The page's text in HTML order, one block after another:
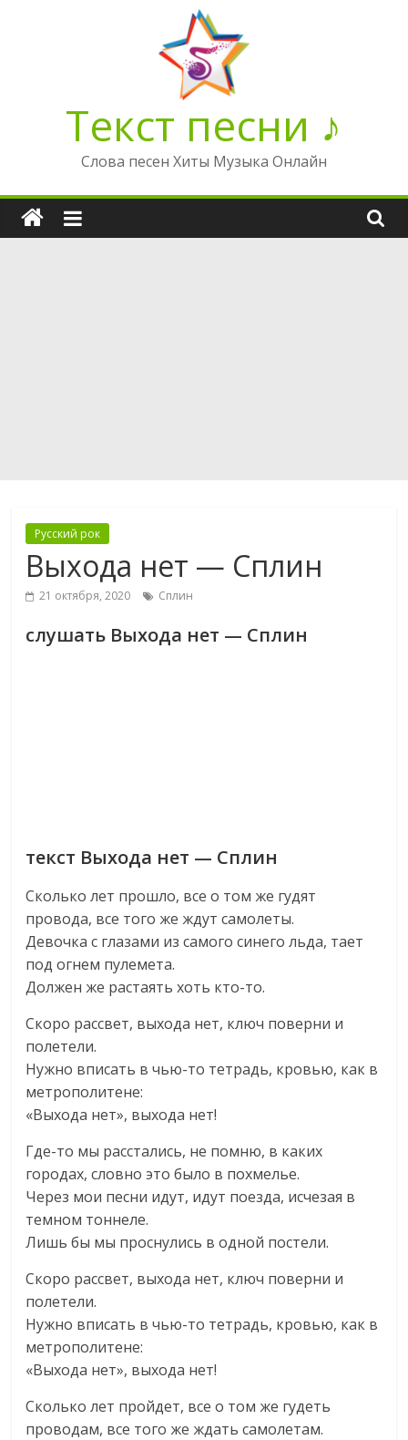
Текст песни ♪
Слова песен Хиты Музыка Онлайн
Русский рок
Выхода нет — Сплин
21 октября, 2020 Сплин
слушать Выхода нет — Сплин
текст Выхода нет — Сплин
Сколько лет прошло, все о том же гудят
провода, все того же ждут самолеты.
Девочка с глазами из самого синего льда, тает
под огнем пулемета.
Должен же растаять хоть кто-то.
Скоро рассвет, выхода нет, ключ поверни и
полетели.
Нужно вписать в чью-то тетрадь, кровью, как в
метрополитене:
«Выхода нет», выхода нет!
Где-то мы расстались, не помню, в каких
городах, словно это было в похмелье.
Через мои песни идут, идут поезда, исчезая в
темном тоннеле.
Лишь бы мы проснулись в одной постели.
Скоро рассвет, выхода нет, ключ поверни и
полетели.
Нужно вписать в чью-то тетрадь, кровью, как в
метрополитене:
«Выхода нет», выхода нет!
Сколько лет пройдет, все о том же гудеть
проводам, все того же ждать самолетам.